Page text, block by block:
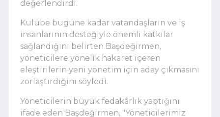
değerlendirdi.
Kulübe bugüne kadar vatandaşların ve iş
insanlarının desteğiyle önemli katkılar
sağlandığını belirten Başdeğirmen,
yöneticilere yönelik hakaret içeren
eleştirilerin yeni yönetim için aday çıkmasını
zorlaştırdığını söyledi.
Yöneticilerin büyük fedakârlık yaptığını
ifade eden Başdeğirmen, "Yöneticilerimiz